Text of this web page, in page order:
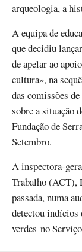
arqueologia, a
A equipa de
que decidiu
de apelar ao
cultura», na
das comissões
sobre a situação
Fundação de
Setembro.
A inspectora-
Trabalho (ACT),
passada, numa
detectou indícios
verdes no